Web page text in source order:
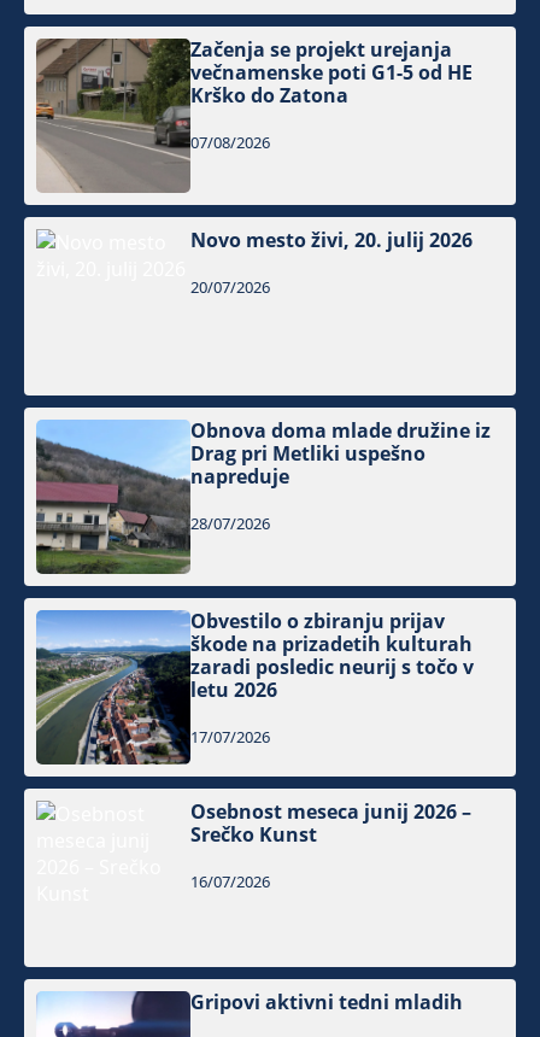
Začenja se projekt urejanja
večnamenske poti G1-5 od HE
Krško do Zatona
07/08/2026
Novo mesto živi, 20. julij 2026
20/07/2026
Obnova doma mlade družine iz
Drag pri Metliki uspešno
napreduje
28/07/2026
Obvestilo o zbiranju prijav
škode na prizadetih kulturah
zaradi posledic neurij s točo v
letu 2026
17/07/2026
Osebnost meseca junij 2026 –
Srečko Kunst
16/07/2026
Gripovi aktivni tedni mladih